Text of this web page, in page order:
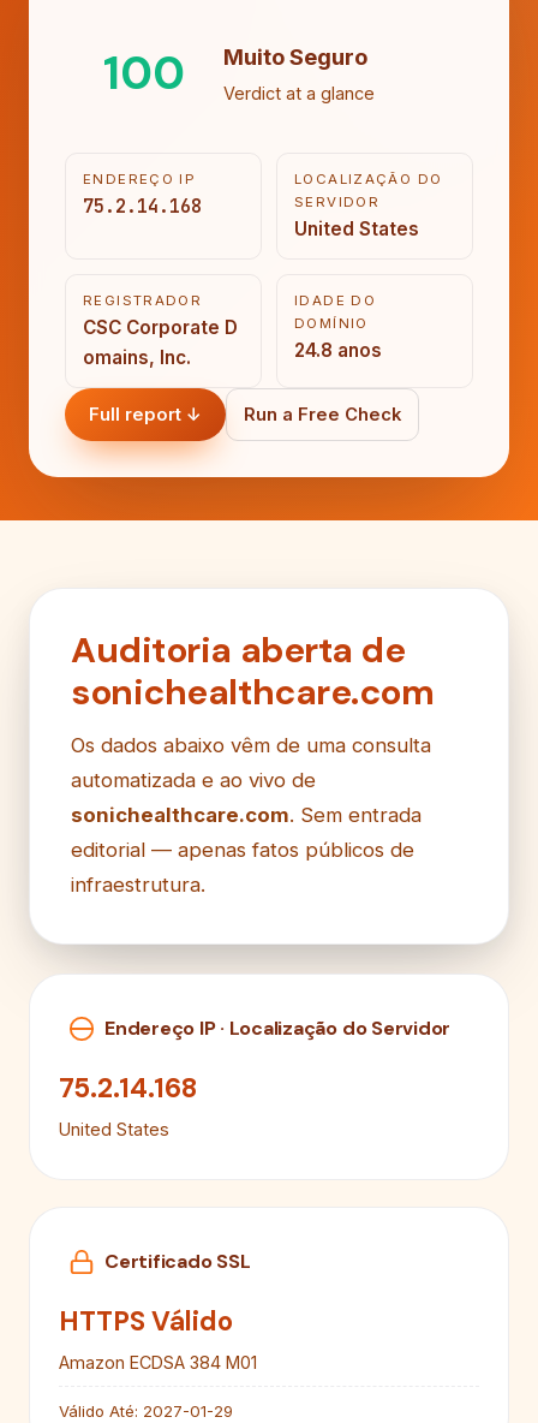
100 Muito Seguro
Verdict at a glance
ENDEREÇO IP
75.2.14.168
LOCALIZAÇÃO DO
SERVIDOR
United States
REGISTRADOR
CSC Corporate D
omains, Inc.
IDADE DO
DOMÍNIO
24.8 anos
Full report ↓ Run a Free Check
Auditoria aberta de
sonichealthcare.com
Os dados abaixo vêm de uma consulta
automatizada e ao vivo de
sonichealthcare.com. Sem entrada
editorial — apenas fatos públicos de
infraestrutura.
Endereço IP · Localização do Servidor
75.2.14.168
United States
Certificado SSL
HTTPS Válido
Amazon ECDSA 384 M01
Válido Até: 2027-01-29